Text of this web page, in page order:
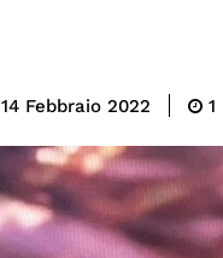
14 Febbraio 2022 1